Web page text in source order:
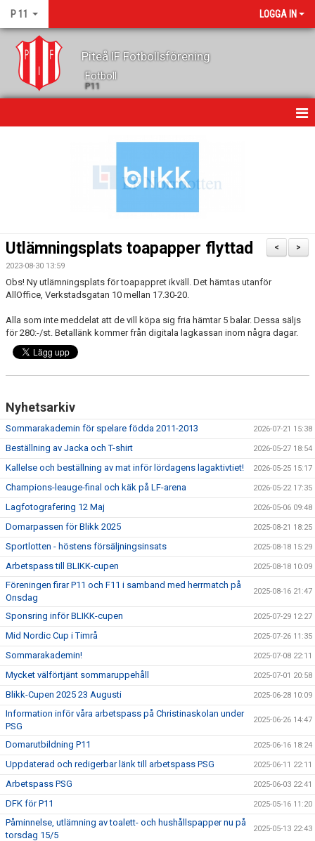
P 11 LOGGA IN
Piteå IF Fotbollsförening
Fotboll
P11
TRUPPEN
GÄSTBOK
DOKUMENT
KONTAKT
>
<
Utlämningsplats toapapper flyttad
2023-08-30 13:59
Obs! Ny utlämningsplats för toapappret ikväll. Det hämtas utanför
AllOffice, Verkstadsgatan 10 mellan 17.30-20.
Alla som inte meddelat att de vill köpa sig fria hämtar 5 balar. Dessa säljs
för 280:-/st. Betallänk kommer från digitala lagkassan inom några dagar.
Nyhetsarkiv
Sommarakademin för spelare födda 2011-2013 2026-07-21 15:38
Beställning av Jacka och T-shirt 2026-05-27 18:54
Kallelse och beställning av mat inför lördagens lagaktivtiet! 2026-05-25 15:17
Champions-leauge-final och käk på LF-arena 2026-05-22 17:35
Lagfotografering 12 Maj 2026-05-06 09:48
Domarpassen för Blikk 2025 2025-08-21 18:25
Sportlotten - höstens försäljningsinsats 2025-08-18 15:29
Arbetspass till BLIKK-cupen 2025-08-18 10:09
Föreningen firar P11 och F11 i samband med herrmatch på
Onsdag
2025-08-16 21:47
Sponsring inför BLIKK-cupen 2025-07-29 12:27
Mid Nordic Cup i Timrå 2025-07-26 11:35
Sommarakademin! 2025-07-08 22:11
Mycket välförtjänt sommaruppehåll 2025-07-01 20:58
Blikk-Cupen 2025 23 Augusti 2025-06-28 10:09
Information inför våra arbetspass på Christinaskolan under
PSG
2025-06-26 14:47
Domarutbildning P11 2025-06-16 18:24
Uppdaterad och redigerbar länk till arbetspass PSG 2025-06-11 22:11
Arbetspass PSG 2025-06-03 22:41
DFK för P11 2025-05-16 11:20
Påminnelse, utlämning av toalett- och hushållspapper nu på
torsdag 15/5
2025-05-13 22:43